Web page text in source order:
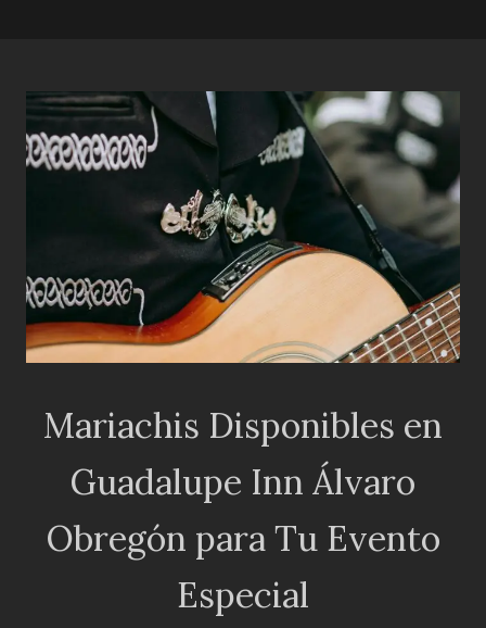
Mariachis Disponibles en
Guadalupe Inn Álvaro
Obregón para Tu Evento
Especial